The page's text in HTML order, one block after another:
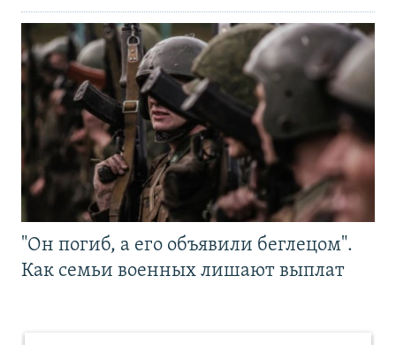
"Он погиб, а его объявили беглецом".
Как семьи военных лишают выплат